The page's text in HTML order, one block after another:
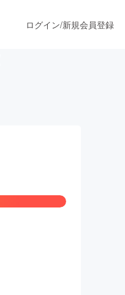
ログイン/新規会員登録